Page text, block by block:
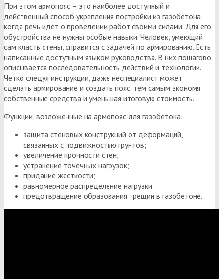
При этом армопояс – это наиболее доступный и
действенный способ укрепления постройки из газобетона,
когда речь идет о проведении работ своими силами. Для его
обустройства не нужны особые навыки. Человек, умеющий
сам класть стены, справится с задачей по армированию. Есть
написанные доступным языком руководства. В них пошагово
описывается последовательность действий и технологии.
Четко следуя инструкции, даже неспециалист может
сделать армирование и создать пояс, тем самым экономя
собственные средства и уменьшая итоговую стоимость.
Функции, возложенные на армопояс для газобетона:
защита стеновых конструкций от деформаций,
связанных с подвижностью грунтов;
увеличение прочности стен;
устранение точечных нагрузок;
придание жесткости;
равномерное распределение нагрузки;
предотвращение образования трещин в газобетоне.